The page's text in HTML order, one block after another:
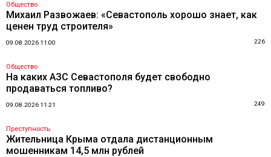
Общество
Михаил Развожаев: «Севастополь хорошо знает, как
ценен труд строителя»
09.08.2026 11:00 226
Общество
На каких АЗС Севастополя будет свободно
продаваться топливо?
09.08.2026 11:21 249
Преступность
Жительница Крыма отдала дистанционным
мошенникам 14,5 млн рублей